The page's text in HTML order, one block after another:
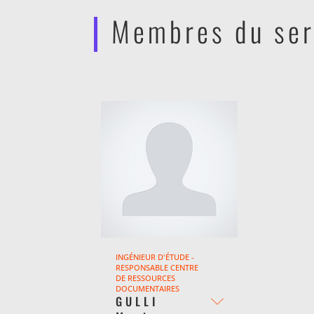
Membres du
INGÉNIEUR D'ÉTUDE -
RESPONSABLE CENTRE
DE RESSOURCES
DOCUMENTAIRES
GULLI